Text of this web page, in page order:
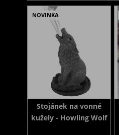
NOVINKA
Stojánek na vonné
kužely - Howling Wolf